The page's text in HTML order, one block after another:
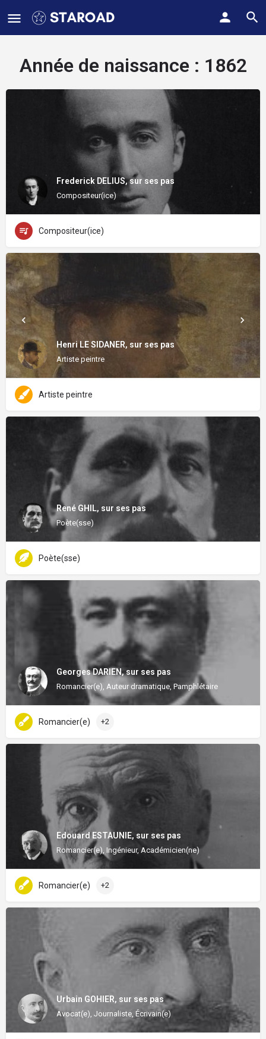
Année de naissance : 1862
Frederick DELIUS, sur ses pas
Compositeur(ice)
Compositeur(ice)
Henri LE SIDANER, sur ses pas
Artiste peintre
Artiste peintre
René GHIL, sur ses pas
Poète(sse)
Poète(sse)
Georges DARIEN, sur ses pas
Romancier(e), Auteur dramatique, Pamphlétaire
Romancier(e) +2
Edouard ESTAUNIE, sur ses pas
Romancier(e), Ingénieur, Académicien(ne)
Romancier(e) +2
Urbain GOHIER, sur ses pas
Avocat(e), Journaliste, Écrivain(e)